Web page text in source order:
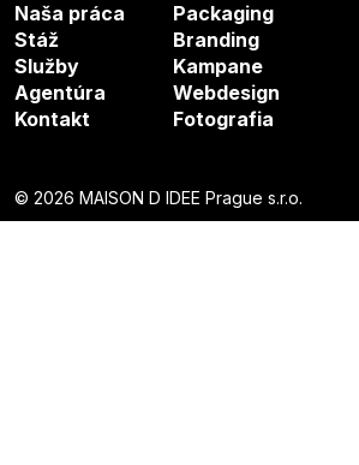
Naša práca
Stáž
Služby
Agentúra
Kontakt
Packaging
Branding
Kampane
Webdesign
Fotografia
© 2026 MAISON D IDEE Prague s.r.o.